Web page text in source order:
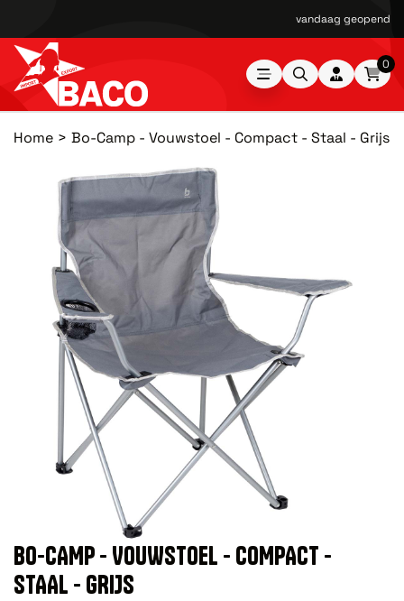
vandaag geopend
0
Home Bo-Camp - Vouwstoel - Compact - Staal - Grijs
BO-CAMP - VOUWSTOEL - COMPACT -
STAAL - GRIJS